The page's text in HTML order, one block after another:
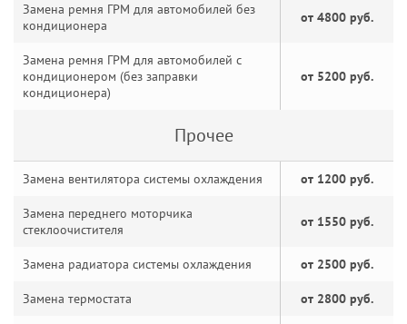
Замена ремня ГРМ для автомобилей без
кондиционера
от 4800 руб.
Замена ремня ГРМ для автомобилей с
кондиционером (без заправки
кондиционера)
от 5200 руб.
Прочее
Замена вентилятора системы охлаждения от 1200 руб.
Замена переднего моторчика
стеклоочистителя
от 1550 руб.
Замена радиатора системы охлаждения от 2500 руб.
Замена термостата от 2800 руб.